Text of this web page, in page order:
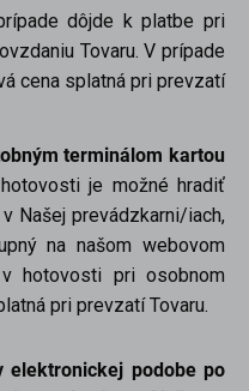
dôjde k platbe pri
Tovaru. V prípade
cena splatná pri prevzatí
terminálom kartou
je možné hradiť
Našej prevádzkarni/iach,
na našom webovom
hotovosti pri osobnom
pri prevzatí Tovaru.
elektronickej podobe po